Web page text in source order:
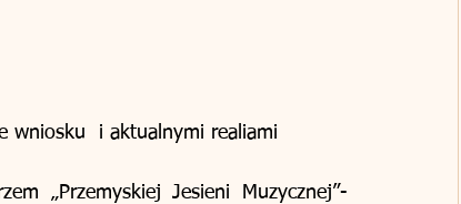
wniosku  i aktualnymi realiami
„Przemyskiej Jesieni Muzycznej”-